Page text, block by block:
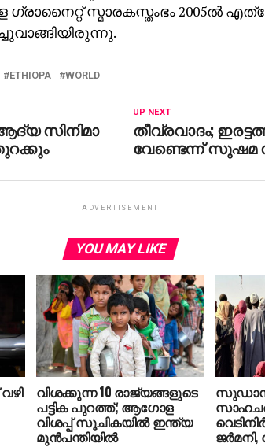
ഗ്രാനൈറ്റ് സ്മാരകസ്തംഭം 2005ല്‍
ETHIOPA WORLD
UP NEXT
തീവ്രവാദം;
വേണ്ടെന്ന് സുഷമ
സിനിമാ
ADVERTISEMENT
YOU MAY LIKE
വിശക്കുന്ന 10 രാജ്യങ്ങളുടെ
പട്ടിക പുറത്ത്; ആഗോള
വിശപ്പ് സൂചികയില്‍ ഇന്ത്യ
മുന്‍പന്തിയില്‍ ജര്‍മനി,